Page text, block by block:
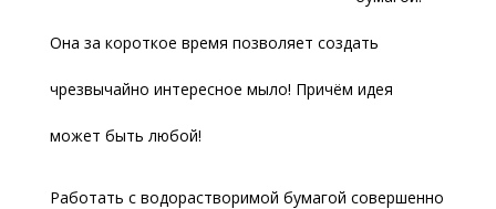
Она за короткое время позволяет создать
чрезвычайно интересное мыло! Причём идея
может быть любой!
Работать с водорастворимой бумагой совершенно